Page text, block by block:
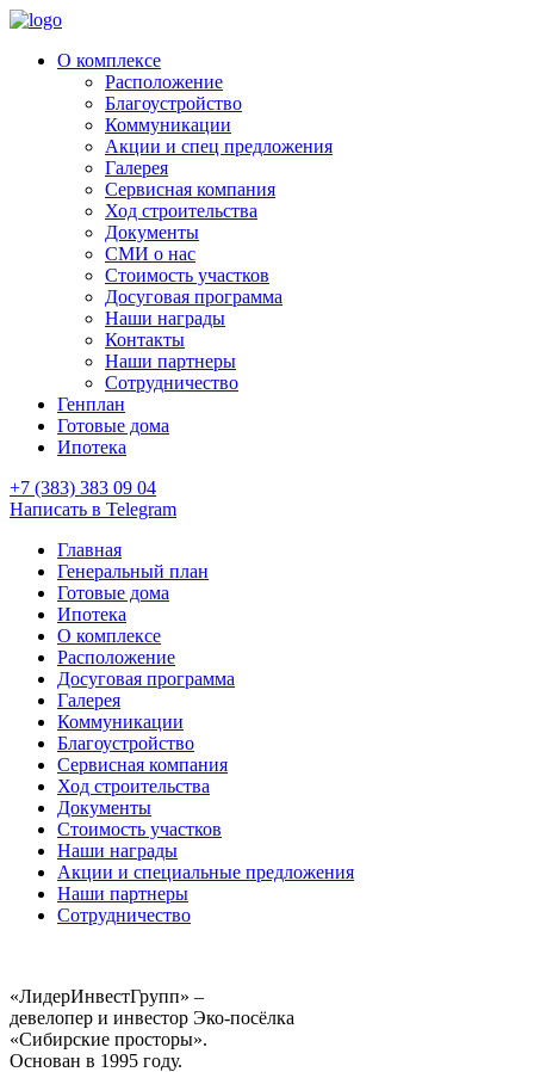
О комплексе
Расположение
Благоустройство
Коммуникации
Акции и спец предложения
Галерея
Сервисная компания
Ход строительства
Документы
СМИ о нас
Стоимость участков
Досуговая программа
Наши награды
Контакты
Наши партнеры
Сотрудничество
Генплан
Готовые дома
Ипотека
+7 (383) 383 09 04
Написать в Telegram
Главная
Генеральный план
Готовые дома
Ипотека
О комплексе
Расположение
Досуговая программа
Галерея
Коммуникации
Благоустройство
Сервисная компания
Ход строительства
Документы
Стоимость участков
Наши награды
Акции и специальные предложения
Наши партнеры
Сотрудничество
«ЛидерИнвестГрупп» –
девелопер и инвестор Эко-посёлка
«Сибирские просторы».
Основан в 1995 году.